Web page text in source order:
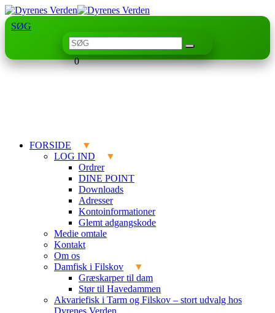
SØG
0
FORSIDE
LOG IND
Ordrer
DINE POINT
Downloads
Adresser
Kontoinformationer
Glemt adgangskode
Medie omtale
Kontakt
Om os
Damfisk i Filskov
Græskarper til dam
Stør til Havedammen
Akvariefisk i Tarm og Filskov – stort udvalg hos
Dyrenes Verden